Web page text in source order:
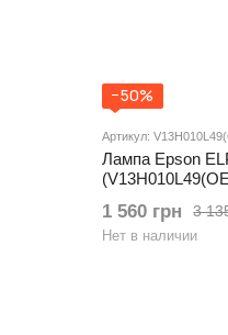
−50%
Артикул:
Лампа Epson
3
1 560 грн
Нет в наличии